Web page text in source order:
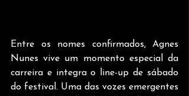
Entre os nomes confirmados, Agnes
Nunes vive um momento especial da
carreira e integra o line-up de sábado
do festival. Uma das vozes emergentes